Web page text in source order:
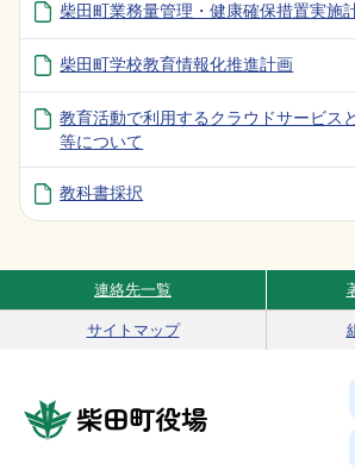
柴田町業務量管理・健康確保措置実施
柴田町学校教育情報化推進計画
教育活動で利用するクラウドサービス
等について
教科書採択
Site Navigation
連絡先一覧
サイトマップ
柴田町役場